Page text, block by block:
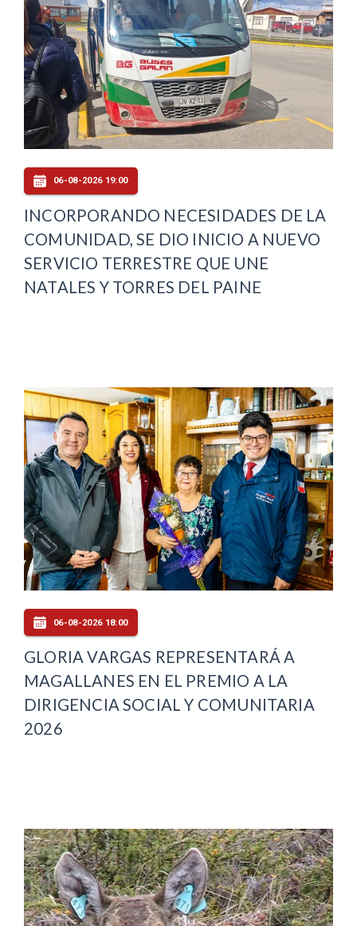
06-08-2026 19:00
INCORPORANDO NECESIDADES DE LA
COMUNIDAD, SE DIO INICIO A NUEVO
SERVICIO TERRESTRE QUE UNE
NATALES Y TORRES DEL PAINE
06-08-2026 18:00
GLORIA VARGAS REPRESENTARÁ A
MAGALLANES EN EL PREMIO A LA
DIRIGENCIA SOCIAL Y COMUNITARIA
2026